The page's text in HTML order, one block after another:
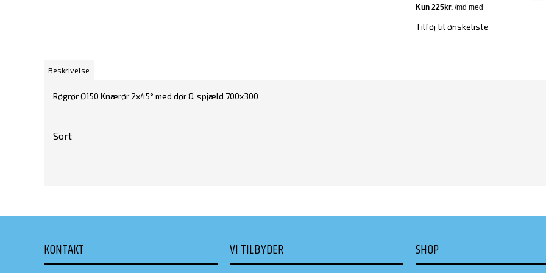
Tilføj til ønskeliste
Beskrivelse
Røgrør Ø150 Knærør 2x45° med dør & spjæld 700x300
Sort
KONTAKT VI TILBYDER SHOP